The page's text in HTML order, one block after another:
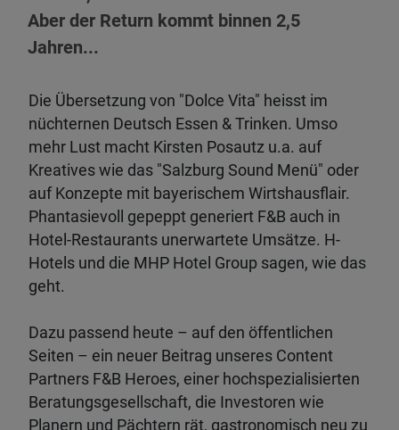
Aber der Return kommt binnen 2,5
Jahren...
Die Übersetzung von "Dolce Vita" heisst im
nüchternen Deutsch Essen & Trinken. Umso
mehr Lust macht Kirsten Posautz u.a. auf
Kreatives wie das "Salzburg Sound Menü" oder
auf Konzepte mit bayerischem Wirtshausflair.
Phantasievoll gepeppt generiert F&B auch in
Hotel-Restaurants unerwartete Umsätze. H-
Hotels und die MHP Hotel Group sagen, wie das
geht.
Dazu passend heute – auf den öffentlichen
Seiten – ein neuer Beitrag unseres Content
Partners F&B Heroes, einer hochspezialisierten
Beratungsgesellschaft, die Investoren wie
Planern und Pächtern rät, gastronomisch neu zu